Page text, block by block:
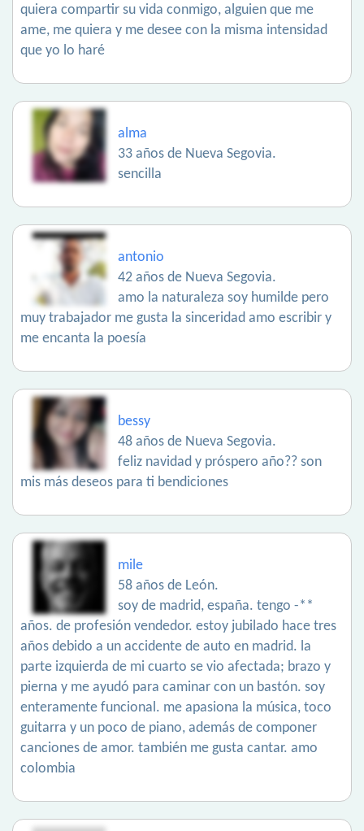
quiera compartir su vida conmigo, alguien que me
ame, me quiera y me desee con la misma intensidad
que yo lo haré
alma
33 años de Nueva Segovia.
sencilla
antonio
42 años de Nueva Segovia.
amo la naturaleza soy humilde pero
muy trabajador me gusta la sinceridad amo escribir y
me encanta la poesía
bessy
48 años de Nueva Segovia.
feliz navidad y próspero año?? son
mis más deseos para ti bendiciones
mile
58 años de León.
soy de madrid, españa. tengo -**
años. de profesión vendedor. estoy jubilado hace tres
años debido a un accidente de auto en madrid. la
parte izquierda de mi cuarto se vio afectada; brazo y
pierna y me ayudó para caminar con un bastón. soy
enteramente funcional. me apasiona la música, toco
guitarra y un poco de piano, además de componer
canciones de amor. también me gusta cantar. amo
colombia